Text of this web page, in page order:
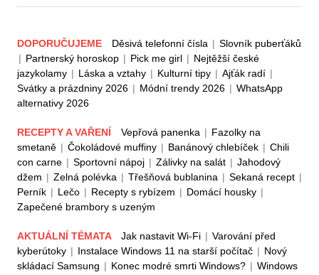
DOPORUČUJEME Děsivá telefonní čísla | Slovník puberťáků
| Partnerský horoskop | Pick me girl | Nejtěžší české
jazykolamy | Láska a vztahy | Kulturní tipy | Ajťák radí |
Svátky a prázdniny 2026 | Módní trendy 2026 | WhatsApp
alternativy 2026
RECEPTY A VAŘENÍ Vepřová panenka | Fazolky na
smetaně | Čokoládové muffiny | Banánový chlebíček | Chili
con carne | Sportovní nápoj | Zálivky na salát | Jahodový
džem | Zelná polévka | Třešňová bublanina | Sekaná recept |
Perník | Lečo | Recepty s rybízem | Domácí housky |
Zapečené brambory s uzeným
AKTUÁLNÍ TÉMATA Jak nastavit Wi-Fi | Varování před
kyberútoky | Instalace Windows 11 na starší počítač | Nový
skládací Samsung | Konec modré smrti Windows? | Windows